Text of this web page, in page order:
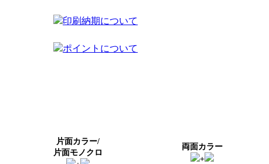
印刷納期について
ポイントについて